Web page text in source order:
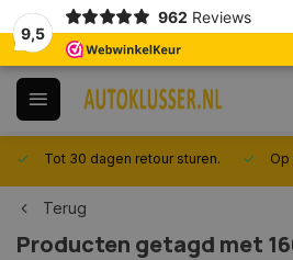
9,5
962 Reviews
Tot 30 dagen retour sturen.
Terug
Producten getagd met